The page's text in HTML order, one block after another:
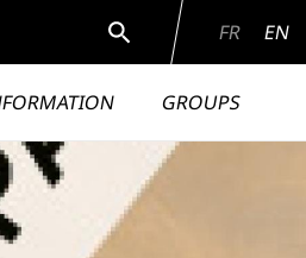
Search FR EN
GROUPS